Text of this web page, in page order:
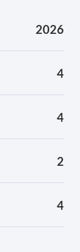
2026
4
4
2
4